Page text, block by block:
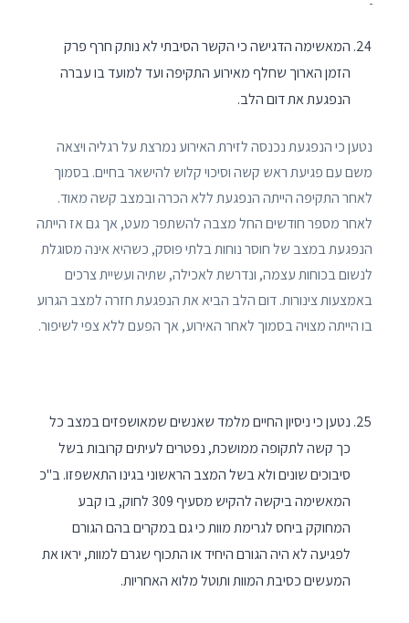
המאשימה הדגישה כי הקשר הסיבתי לא נותק חרף פרק
הזמן הארוך שחלף מאירוע התקיפה ועד למועד בו עברה
הנפגעת את דום הלב.
נטען כי הנפגעת נכנסה לזירת האירוע נמרצת על רגליה ויצאה
משם עם פגיעת ראש קשה וסיכוי קלוש להישאר בחיים. בסמוך
לאחר התקיפה הייתה הנפגעת ללא הכרה ובמצב קשה מאוד.
לאחר מספר חודשים החל מצבה להשתפר מעט, אך גם אז הייתה
הנפגעת במצב של חוסר נוחות בלתי פוסק, כשהיא אינה מסוגלת
לנשום בכוחות עצמה, ונדרשת לאכילה, שתיה ועשיית צרכים
באמצעות צינורות. דום הלב הביא את הנפגעת חזרה למצב הגרוע
בו הייתה מצויה בסמוך לאחר האירוע, אך הפעם ללא צפי לשיפור.
נטען כי ניסיון החיים מלמד שאנשים שמאושפזים במצב כל
כך קשה לתקופה ממושכת, נפטרים לעיתים קרובות בשל
סיבוכים שונים ולא בשל המצב הראשוני בגינו התאשפזו. ב"כ
המאשימה ביקשה להקיש מסעיף 309 לחוק, בו קבע
המחוקק ביחס לגרימת מוות כי גם במקרים בהם הגורם
לפגיעה לא היה הגורם היחיד או התכוף שגרם למוות, יראו את
המעשים כסיבת המוות ותוטל מלוא האחריות.